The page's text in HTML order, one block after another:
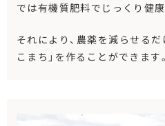
では有機質肥料でじっくり健
それにより、農薬を減らせるだ
こまち」を作ることができます。